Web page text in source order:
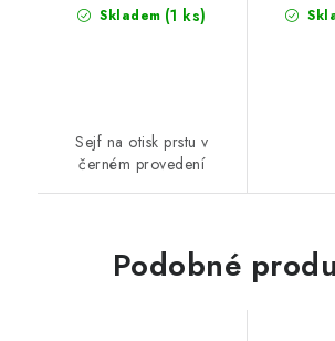
Skladem (1 ks)
Sejf na otisk prstu v
černém provedení
Podobné